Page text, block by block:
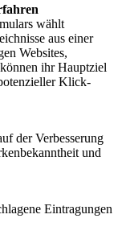
wählt
aus einer
Websites,
ihr Hauptziel
Klick-
der Verbesserung
und
Eintragungen